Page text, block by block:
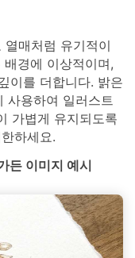
매처럼 유기적이
경에 이상적이며,
이를 더합니다. 밝은
사용하여 일러스트
가볍게 유지되도록
하세요.
든 이미지 예시